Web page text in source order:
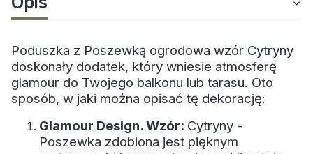
Poduszka z Poszewką ogrodowa wzór Cytryny
doskonały dodatek, który wniesie atmosferę
glamour do Twojego balkonu lub tarasu. Oto
sposób, w jaki można opisać tę dekorację:
Glamour Design. Wzór: Cytryny -
Poszewka zdobiona jest pięknym